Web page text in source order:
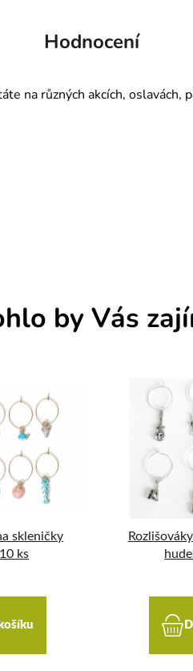
Hodnocení
na různých akcích,
by Vás
skleničky
ks